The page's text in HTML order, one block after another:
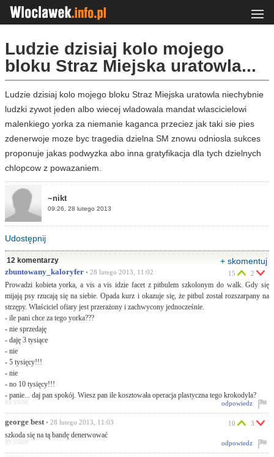
Ludzie dzisiaj kolo mojego
bloku Straz Miejska uratowla...
Ludzie dzisiaj kolo mojego bloku Straz Miejska uratowla niechybnie
ludzki zywot jeden albo wiecej wladowala mandat wlascicielowi
malenkiego yorka za niemanie kaganca przeciez jak taki sie pies
zdenerwoje moze byc tragedia dzielna SM znowu odniosla sukces
proponuje jakas podwyzka abo inna gratyfikacja dla tych dzielnych
chlopcow z powazaniem.
~nikt
09:26, 28 lutego 2013
Udostępnij
12 komentarzy + skomentuj
zbuntowany_kaloryfer • 28 lutego 2013, 11:02
Prowadzi kobieta yorka, a vis a vis idzie facet z pitbulem szkolonym do walk. Gdy się
mijają psy rzucają się na siebie. Opada kurz i okazuje się, że pitbul został rozszarpany na
strzępy. Właściciel ofiary jest przerażony i zachwycony jednocześnie.
- ile pani chce za tego yorka???
- nie sprzedaję
- daję 3 tysiące
- nie
- 5 tysięcy!!!
- nie
- no 10 tysięcy!!!
- panie... daj pan spokój. Wiesz pan ile kosztowała operacja plastyczna tego krokodyla?
15 2
odpowiedz
ID:50698
george best • 28 lutego 2013, 11:03
szkoda się na tą bandę denerwować
10 3
odpowiedz
ID:50699